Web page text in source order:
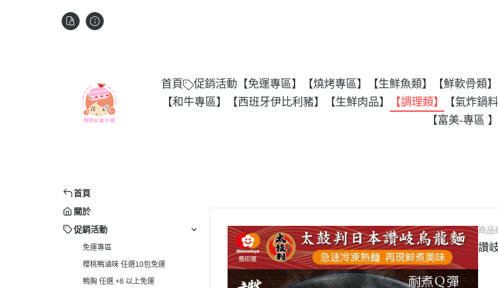
首頁 促銷活動 【免運專區】 【燒烤專區】 【生鮮魚類】 【鮮軟骨類】
【和牛專區】
【西班牙伊比利豬】 【生鮮肉品】 【調理類】 【氣炸鍋
【富美-專區 】
首頁
關於
促銷活動
免運專區
櫻桃鴨滷味 任選10包免運
鴨胸 任選 +8 以上免運
商品
讚